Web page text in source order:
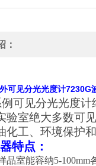
：
可见分光光度计7230G
例可见分光光度
验室绝大多数可
化工、环境保护
特点：
品室能容纳5-100mm